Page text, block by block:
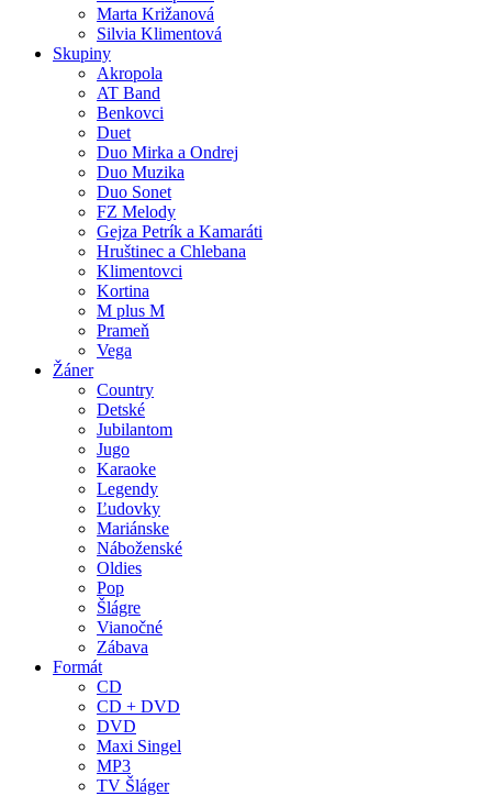
Marta Križanová
Silvia Klimentová
Skupiny
Akropola
AT Band
Benkovci
Duet
Duo Mirka a Ondrej
Duo Muzika
Duo Sonet
FZ Melody
Gejza Petrík a Kamaráti
Hruštinec a Chlebana
Klimentovci
Kortina
M plus M
Prameň
Vega
Žáner
Country
Detské
Jubilantom
Jugo
Karaoke
Legendy
Ľudovky
Mariánske
Náboženské
Oldies
Pop
Šlágre
Vianočné
Zábava
Formát
CD
CD + DVD
DVD
Maxi Singel
MP3
TV Šláger